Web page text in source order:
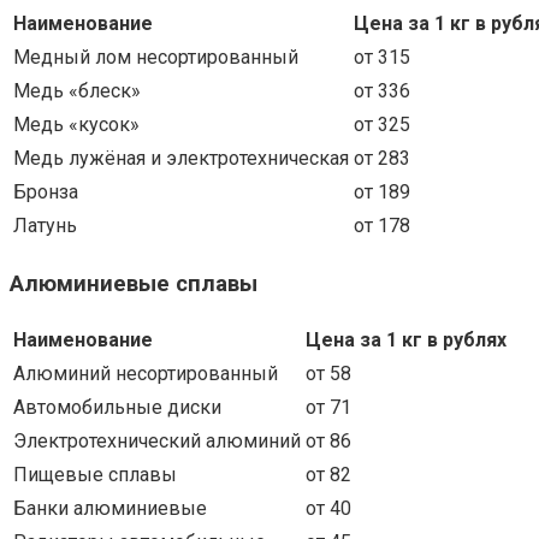
Наименование
Цена за 1 кг в
Медный лом несортированный
от 315
Медь «блеск»
от 336
Медь «кусок»
от 325
Медь лужёная и электротехническая от 283
Бронза
от 189
Латунь
от 178
Алюминиевые сплавы
Наименование
Цена за 1 кг в рублях
Алюминий несортированный
от 58
Автомобильные диски
от 71
Электротехнический алюминий от 86
Пищевые сплавы
от 82
Банки алюминиевые
от 40